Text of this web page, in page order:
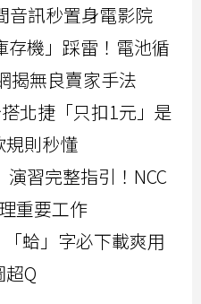
音訊秒置身電影院
存機」踩雷！電池循
揭無良賣家手法
北捷「只扣1元」是
規則秒懂
習完整指引！NCC
重要工作
蛤」字必下載爽用
Q